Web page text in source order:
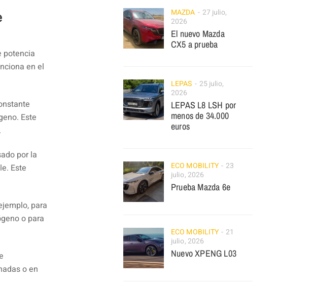
potencia
en el
Este
por la
Este
para
o para
o en
MAZDA
27 julio,
2026
El nuevo Mazda
CX5 a prueba
LEPAS
25 julio,
2026
LEPAS L8 LSH por
menos de 34.000
euros
ECO MOBILITY
23
julio, 2026
Prueba Mazda 6e
ECO MOBILITY
21
julio, 2026
Nuevo XPENG L03